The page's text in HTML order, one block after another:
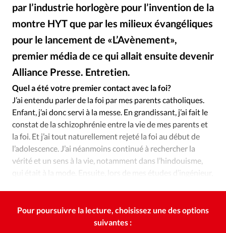
Se connecter
Édition: Internationale
RUBRIQUES
Tous les articles
Actualité chrétienne
Actualité internationale
Chronique
Culture
Dossier
Eglises Foi Génération réveil
Monde
Opinions
Publireportage
Relations Aujourd'hui
Société
Tour du monde des Eglises
Trait d'Ixène
Vécu
Vie Intérieure
par l’industrie horlogère pour l’invention de la
montre HYT que par les milieux évangéliques
pour le lancement de «L’Avènement»,
premier média de ce qui allait ensuite devenir
Alliance Presse. Entretien.
Quel a été votre premier contact avec la foi?
J’ai entendu parler de la foi par mes parents catholiques.
Enfant, j’ai donc servi à la messe. En grandissant, j’ai fait le
constat de la schizophrénie entre la vie de mes parents et
la foi. Et j’ai tout naturellement rejeté la foi au début de
l’adolescence. J’ai néanmoins continué à rechercher la
vérité et un sens à la vie, notamment dans l’hindouisme,
qui était à la mode. Ensuite, lors de mes études d’ingénieur,
Pour poursuivre la lecture, choisissez une des options
suivantes :